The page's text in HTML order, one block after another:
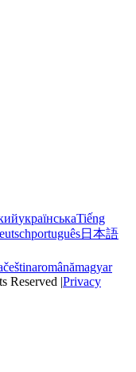
українськаTiếng
português日本語
češtinaromânămagyar
Reserved |Privacy